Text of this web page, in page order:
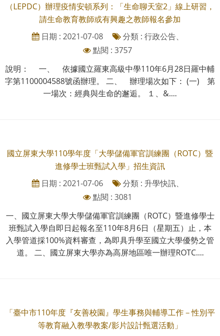
（LEPDC）辦理疫情安頓系列：「生命聊天室2」線上研習，
請生命教育教師或有興趣之教師報名參加
日期 : 2021-07-08
分類 : 行政公告、
點閱 : 3757
說明： 一、 依據國立羅東高級中學110年6月28日羅中輔
字第1100004588號函辦理。 二、 辦理場次如下： (一) 第
一場次：經典與生命的邂逅。 １、&....
國立屏東大學110學年度「大學儲備軍官訓練團（ROTC）暨
進修學士班甄試入學」招生資訊
日期 : 2021-07-06
分類 : 升學快訊、
點閱 : 3081
一、國立屏東大學大學儲備軍官訓練團（ROTC）暨進修學士
班甄試入學自即日起報名至110年8月6日（星期五）止，本
入學管道採100%資料審查，為即具升學至國立大學優勢之管
道。 二、國立屏東大學亦為高屏地區唯一辦理ROTC....
「臺中市110年度『友善校園』學生事務與輔導工作－性別平
等教育融入教學教案/影片設計甄選活動」